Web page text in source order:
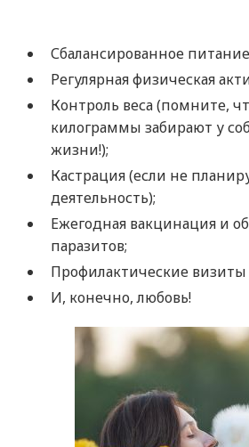
Сбалансированное
Регулярная физическая
Контроль веса (помните,
килограммы забирают у
жизни!);
Кастрация (если не
деятельность);
Ежегодная вакцинация и
паразитов;
Профилактические визиты
И, конечно, любовь!